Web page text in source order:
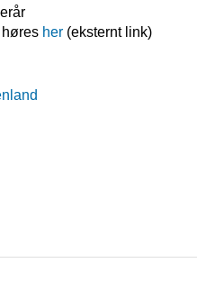
høres her (eksternt link)